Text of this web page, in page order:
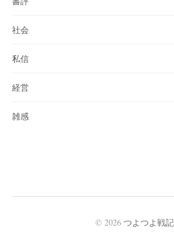
社会
私信
経営
雑感
© 2026 つよつよ戦記